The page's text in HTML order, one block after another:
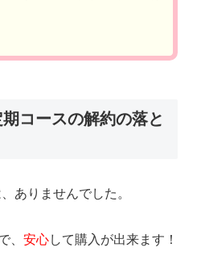
コースの解約の落と
ありませんでした。
、 安心して購入が出来ます！